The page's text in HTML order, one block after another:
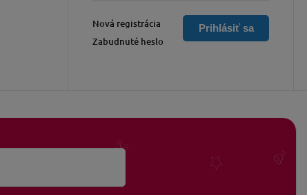
Prihlásiť sa
Nová registrácia
Zabudnuté heslo